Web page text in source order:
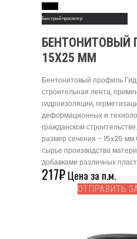
Быстрый просмотр
БЕНТОНИТОВЫЙ
15Х25 ММ
Бентонитовый профиль
строительная лента,
гидроизоляции,
деформационных и
гражданском
размер сечения - 15x25
сырье производства
добавками различных
217₽Цена за п.м.
ОТПРАВИТЬ